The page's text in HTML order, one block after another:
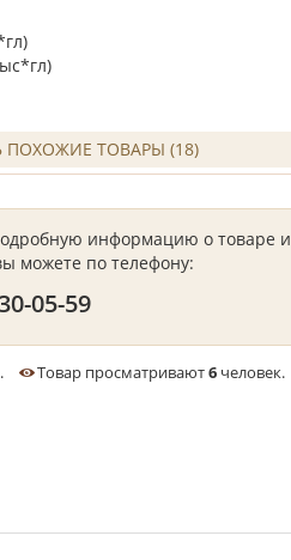
ПОХОЖИЕ ТОВАРЫ (18)
информацию о товаре и
можете по телефону:
05-59
Товар просматривают6 человек.